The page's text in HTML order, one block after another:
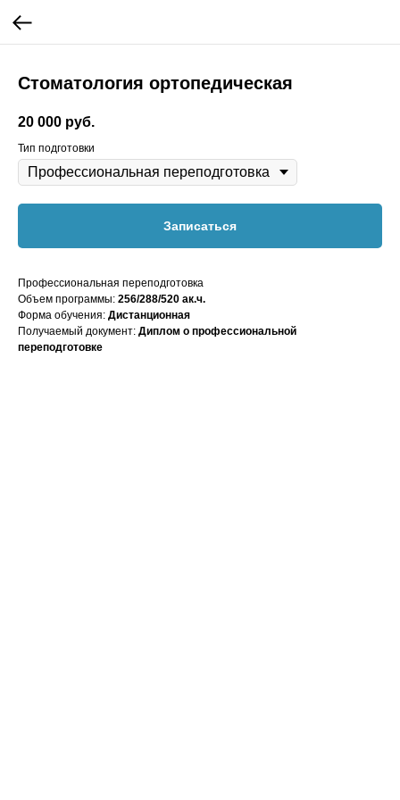
Стоматология ортопедическая
20 000 руб.
Тип подготовки
Записаться
Профессиональная переподготовка
Объем программы: 256/288/520 ак.ч.
Форма обучения: Дистанционная
Получаемый документ: Диплом о профессиональной
переподготовке